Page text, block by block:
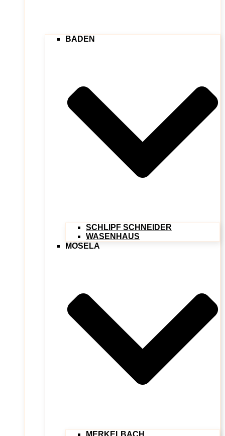
BADEN
SCHLIPF SCHNEIDER
WASENHAUS
MOSELA
MERKELBACH